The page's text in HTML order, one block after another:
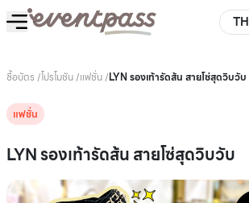
TH
ซื้อบัตร /โปรโมชัน/แฟชั่น/LYN รองเท้ารัดส้น สายโซ่สุดวิบวับ
แฟชั่น
LYN รองเท้ารัดส้น สายโซ่สุดวิบวับ